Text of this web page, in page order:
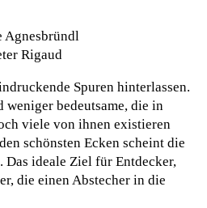
Agnesbründl
Rigaud
Spuren hinterlassen.
weniger bedeutsame, die in
viele von ihnen existieren
schönsten Ecken scheint die
ideale Ziel für Entdecker,
die einen Abstecher in die